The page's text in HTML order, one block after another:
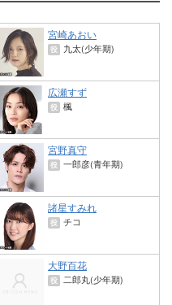
宮崎あおい
役 九太(少年期)
広瀬すず
役 楓
宮野真守
役 一郎彦(青年期)
諸星すみれ
役 チコ
大野百花
役 二郎丸(少年期)